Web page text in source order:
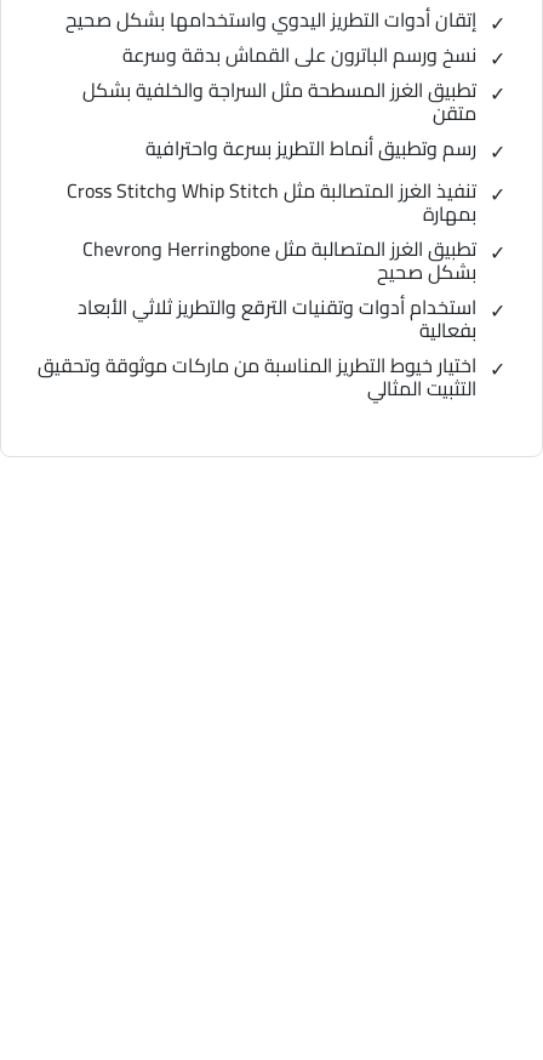
إتقان أدوات التطريز اليدوي واستخدامها بشكل صحيح
نسخ ورسم الباترون على القماش بدقة وسرعة
تطبيق الغرز المسطحة مثل السراجة والخلفية بشكل
متقن
رسم وتطبيق أنماط التطريز بسرعة واحترافية
تنفيذ الغرز المتصالبة مثل Whip Stitch وCross Stitch
بمهارة
تطبيق الغرز المتصالبة مثل Herringbone وChevron
بشكل صحيح
استخدام أدوات وتقنيات الترقع والتطريز ثلاثي الأبعاد
بفعالية
اختيار خيوط التطريز المناسبة من ماركات موثوقة وتحقيق
التثبيت المثالي